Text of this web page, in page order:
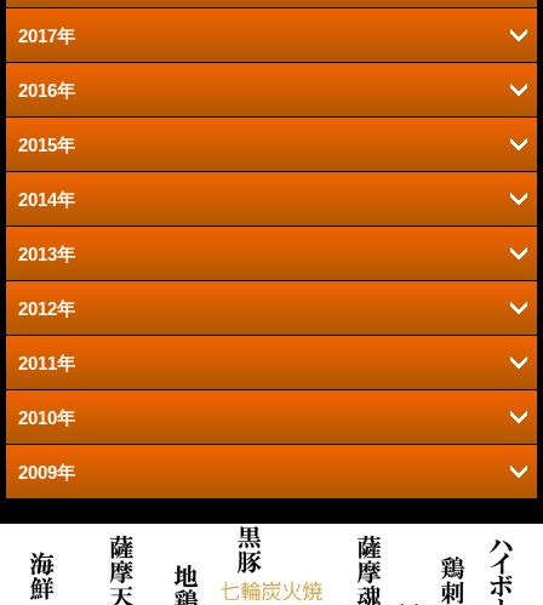
2月 (1)
3月 (1)
2月 (1)
8月 (1)
6月 (1)
4月 (2)
3月 (3)
2月 (1)
1月 (1)
11月 (1)
7月 (2)
6月 (2)
5月 (2)
4月 (2)
3月 (4)
2月 (2)
1月 (5)
2017年
12月 (1)
11月 (6)
10月 (5)
9月 (2)
8月 (3)
7月 (2)
6月 (5)
5月 (4)
3月 (3)
2016年
12月 (2)
11月 (2)
10月 (1)
8月 (3)
7月 (1)
6月 (1)
5月 (1)
1月 (1)
2015年
12月 (1)
11月 (2)
10月 (1)
9月 (2)
8月 (2)
7月 (3)
5月 (3)
2014年
12月 (2)
11月 (2)
10月 (4)
9月 (3)
8月 (1)
6月 (2)
2013年
12月 (3)
10月 (1)
9月 (1)
8月 (2)
6月 (1)
2012年
12月 (2)
9月 (2)
8月 (1)
6月 (2)
2011年
12月 (5)
9月 (2)
7月 (3)
4月 (2)
2010年
12月 (4)
11月 (6)
10月 (1)
2009年
11月 (4)
10月 (3)